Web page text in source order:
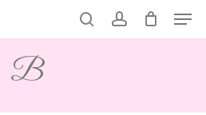
searchaccount
Close
B
Close